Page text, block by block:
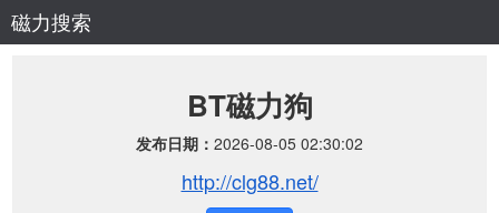
磁力搜索
BT磁力狗
发布日期： 2026-08-05 02:30:02
http://clg88.net/